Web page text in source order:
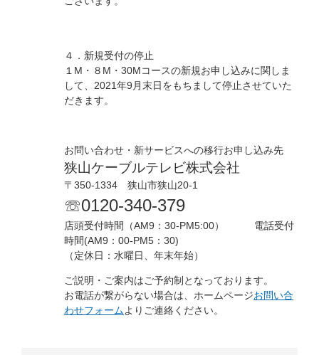
４．新規受付の停止
１M・８M・30Mコースの新規お申し込みに関しま
して、2021年9月末日をもちまして停止させていた
だきます。
お問い合わせ・新サービスへの移行お申し込み先
狭山ケーブルテレビ株式会社
〒350-1334 狭山市狭山20-1
☏0120-340-379
店頭受付時間（AM9：30-PM5:00） 電話受付
時間(AM9 ： 00-PM5 ： 30)
（定休日：水曜日、年末年始）
ご説明・ご案内はご予約制となっております。
お電話が繋がらない場合は、ホームページお問い合
わせフォームよりご連絡ください。